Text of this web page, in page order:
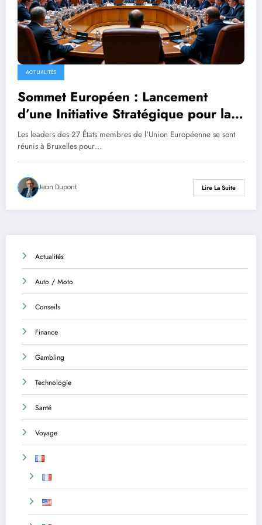
ACTUALITÉS
Sommet Européen : Lancement
d’une Initiative Stratégique pour la
Défense Collective
Les leaders des 27 États membres de l'Union Européenne se sont
réunis à Bruxelles pour…
Jean Dupont Lire La Suite
Actualités
Auto / Moto
Conseils
Finance
Gambling
Technologie
Santé
Voyage